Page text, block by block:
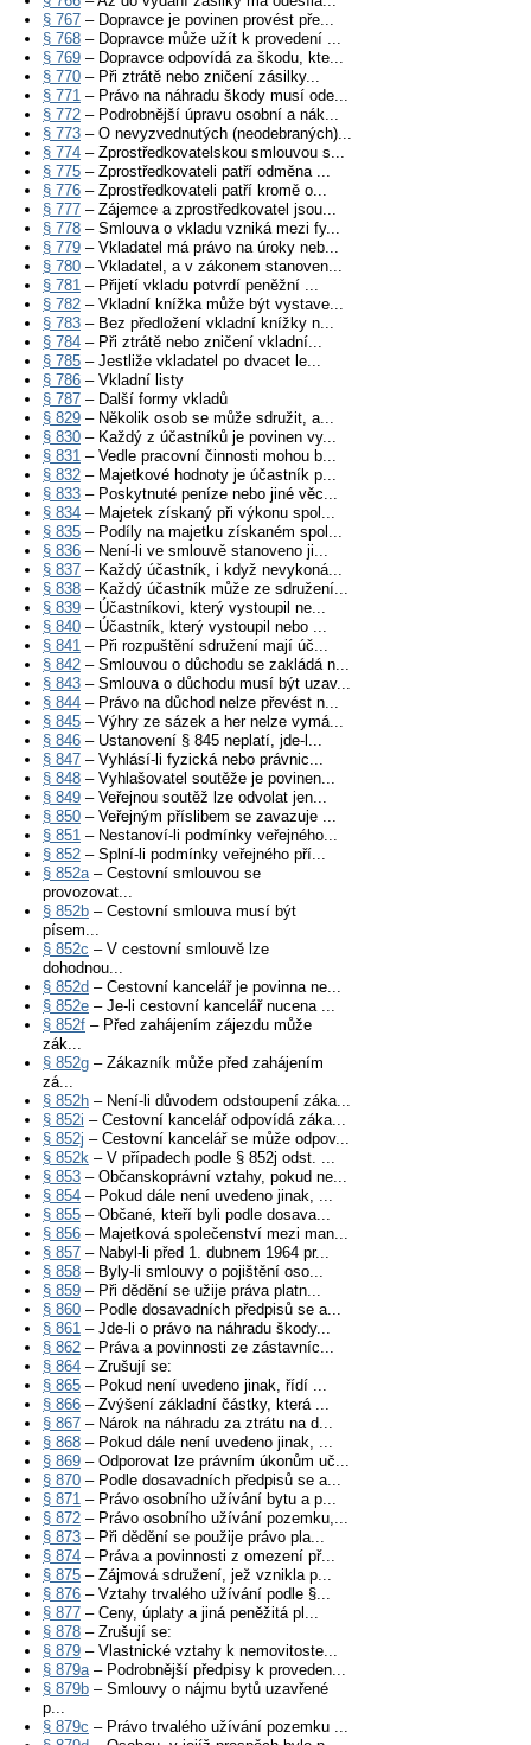
§ 767 – Dopravce je povinen provést pře...
§ 768 – Dopravce může užít k provedení ...
§ 769 – Dopravce odpovídá za škodu, kte...
§ 770 – Při ztrátě nebo zničení zásilky...
§ 771 – Právo na náhradu škody musí ode...
§ 772 – Podrobnější úpravu osobní a nák...
§ 773 – O nevyzvednutých (neodebraných)...
§ 774 – Zprostředkovatelskou smlouvou s...
§ 775 – Zprostředkovateli patří odměna ...
§ 776 – Zprostředkovateli patří kromě o...
§ 777 – Zájemce a zprostředkovatel jsou...
§ 778 – Smlouva o vkladu vzniká mezi fy...
§ 779 – Vkladatel má právo na úroky neb...
§ 780 – Vkladatel, a v zákonem stanoven...
§ 781 – Přijetí vkladu potvrdí peněžní ...
§ 782 – Vkladní knížka může být vystave...
§ 783 – Bez předložení vkladní knížky n...
§ 784 – Při ztrátě nebo zničení vkladní...
§ 785 – Jestliže vkladatel po dvacet le...
§ 786 – Vkladní listy
§ 787 – Další formy vkladů
§ 829 – Několik osob se může sdružit, a...
§ 830 – Každý z účastníků je povinen vy...
§ 831 – Vedle pracovní činnosti mohou b...
§ 832 – Majetkové hodnoty je účastník p...
§ 833 – Poskytnuté peníze nebo jiné věc...
§ 834 – Majetek získaný při výkonu spol...
§ 835 – Podíly na majetku získaném spol...
§ 836 – Není-li ve smlouvě stanoveno ji...
§ 837 – Každý účastník, i když nevykoná...
§ 838 – Každý účastník může ze sdružení...
§ 839 – Účastníkovi, který vystoupil ne...
§ 840 – Účastník, který vystoupil nebo ...
§ 841 – Při rozpuštění sdružení mají úč...
§ 842 – Smlouvou o důchodu se zakládá n...
§ 843 – Smlouva o důchodu musí být uzav...
§ 844 – Právo na důchod nelze převést n...
§ 845 – Výhry ze sázek a her nelze vymá...
§ 846 – Ustanovení § 845 neplatí, jde-l...
§ 847 – Vyhlásí-li fyzická nebo právnic...
§ 848 – Vyhlašovatel soutěže je povinen...
§ 849 – Veřejnou soutěž lze odvolat jen...
§ 850 – Veřejným příslibem se zavazuje ...
§ 851 – Nestanoví-li podmínky veřejného...
§ 852 – Splní-li podmínky veřejného pří...
§ 852a– Cestovní smlouvou se
provozovat...
§ 852b – Cestovní smlouva musí být
písem...
§ 852c – V cestovní smlouvě lze
dohodnou...
§ 852d – Cestovní kancelář je povinna ne...
§ 852e – Je-li cestovní kancelář nucena ...
§ 852f – Před zahájením zájezdu může
zák...
§ 852g – Zákazník může před zahájením
zá...
§ 852h – Není-li důvodem odstoupení záka...
§ 852i – Cestovní kancelář odpovídá záka...
§ 852j – Cestovní kancelář se může odpov...
§ 852k – V případech podle § 852j odst. ...
§ 853 – Občanskoprávní vztahy, pokud ne...
§ 854 – Pokud dále není uvedeno jinak, ...
§ 855 – Občané, kteří byli podle dosava...
§ 856 – Majetková společenství mezi man...
§ 857 – Nabyl-li před 1. dubnem 1964 pr...
§ 858 – Byly-li smlouvy o pojištění oso...
§ 859 – Při dědění se užije práva platn...
§ 860 – Podle dosavadních předpisů se a...
§ 861 – Jde-li o právo na náhradu škody...
§ 862 – Práva a povinnosti ze zástavníc...
§ 864 – Zrušují se:
§ 865 – Pokud není uvedeno jinak, řídí ...
§ 866 – Zvýšení základní částky, která ...
§ 867 – Nárok na náhradu za ztrátu na d...
§ 868 – Pokud dále není uvedeno jinak, ...
§ 869 – Odporovat lze právním úkonům uč...
§ 870 – Podle dosavadních předpisů se a...
§ 871 – Právo osobního užívání bytu a p...
§ 872 – Právo osobního užívání pozemku,...
§ 873 – Při dědění se použije právo pla...
§ 874 – Práva a povinnosti z omezení př...
§ 875 – Zájmová sdružení, jež vznikla p...
§ 876 – Vztahy trvalého užívání podle §...
§ 877 – Ceny, úplaty a jiná peněžitá pl...
§ 878 – Zrušují se:
§ 879 – Vlastnické vztahy k nemovitoste...
§ 879a– Podrobnější předpisy k proveden...
§ 879b – Smlouvy o nájmu bytů uzavřené
p...
§ 879c – Právo trvalého užívání pozemku ...